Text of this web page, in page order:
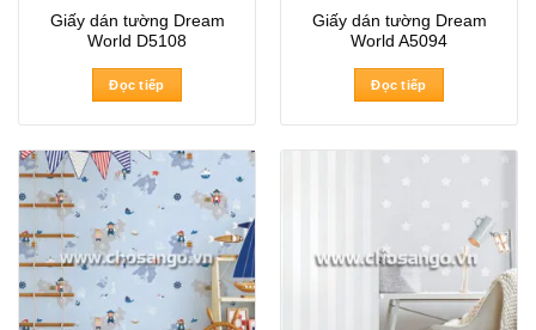
Giấy dán tường Dream
World D5108
Đọc tiếp
Giấy dán tường Dream
World A5094
Đọc tiếp